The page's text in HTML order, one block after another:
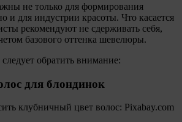
не только для формирования
и для индустрии красоты. Что касается
рекомендуют не сдерживать себя,
базового оттенка шевелюры.
обратить внимание:
для блондинок
клубничный цвет волос: Pixabay.com